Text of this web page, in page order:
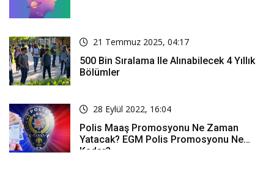
21 Temmuz 2025, 04:17
500 Bin Sıralama Ile Alınabilecek 4 Yıllık
Bölümler
28 Eylül 2022, 16:04
Polis Maaş Promosyonu Ne Zaman
Yatacak? EGM Polis Promosyonu Ne
Kadar?